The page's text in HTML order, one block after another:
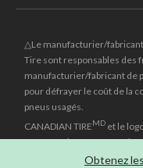
Obtenez
△Le manufacturier/
Tire sont responsables des
manufacturier/fabricant de
pour défrayer le coût de la
pneus usagés.
CANADIAN TIREMD et le
marques de commerce